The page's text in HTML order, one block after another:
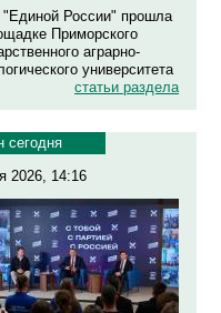
"Единой России" прошла
Приморского
аграрно-
университета
статьи раздела
сегодня
2026, 14:16